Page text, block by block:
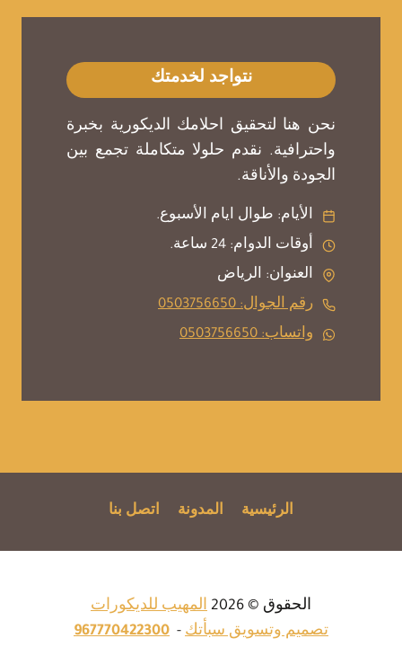
نتواجد لخدمتك
نحن هنا لتحقيق احلامك الديكورية بخبرة
واحترافية. نقدم حلولا متكاملة تجمع بين
الجودة والأناقة.
الأيام: طوال ايام الأسبوع.
أوقات الدوام: 24 ساعة.
العنوان: الرياض
رقم الجوال: 0503756650
واتساب: 0503756650
الرئيسية المدونة اتصل بنا
الحقوق © 2026
المهيب للديكورات
تصميم وتسويق سبأتك -
967770422300